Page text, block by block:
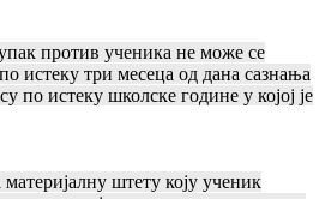
против ученика не може се
истеку три месеца од дана сазнања
по истеку школске године у којој је
штету коју ученик